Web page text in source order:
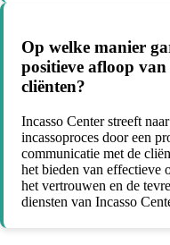
Op welke manier
positieve afloop
cliënten?
Incasso Center streeft
incassoproces door een
communicatie met de
het bieden van effectieve
het vertrouwen en de
diensten van Incasso